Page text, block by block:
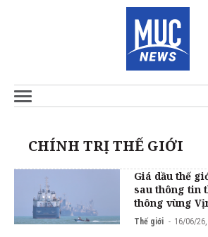
CHÍNH TRỊ THẾ GIỚI
Giá dầu thế
sau thông tin
thông vùng
Thế giới 16/06/26,